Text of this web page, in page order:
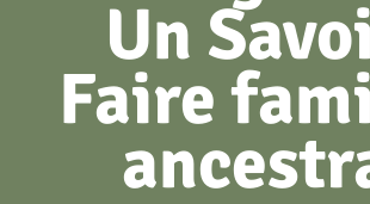
Un
Faire